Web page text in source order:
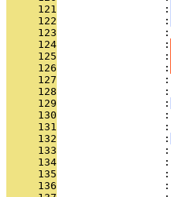
     121
                 :
     122
                 :
     123
     124
                 :
     125
                 :
     126
                 :
     127
     128
     129
                 :
     130
     131
     132
                 :
     133
     134
     135
     136